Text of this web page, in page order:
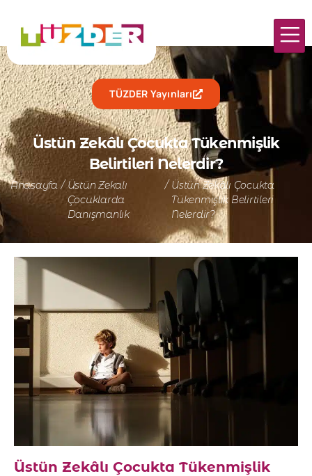
TÜZDER Yayınları
Üstün Zekâlı Çocukta Tükenmişlik
Belirtileri Nelerdir?
Anasayfa / Üstün Zekalı
Çocuklarda
Danışmanlık
/ Üstün Zekâlı Çocukta
Tükenmişlik Belirtileri
Nelerdir?
Üstün Zekâlı Çocukta Tükenmişlik